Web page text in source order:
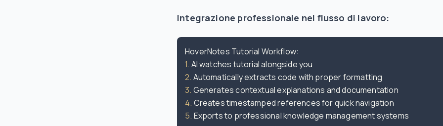
Integrazione professionale nel flusso di lavoro:
1.
2.
3.
4.
5.